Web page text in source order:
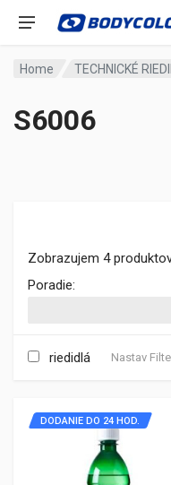
Home TECHNICKÉ
S6006
Zobrazujem 4
Poradie:
riedidlá Nastav
DODANIE DO 24 HOD.